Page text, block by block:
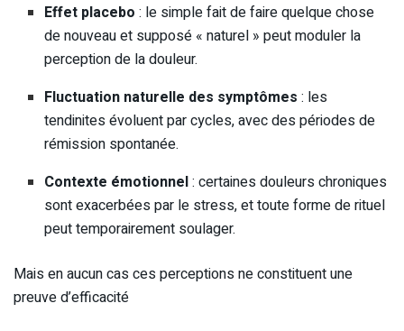
Effet placebo : le simple fait de faire quelque chose
de nouveau et supposé « naturel » peut moduler la
perception de la douleur.
Fluctuation naturelle des symptômes : les
tendinites évoluent par cycles, avec des périodes de
rémission spontanée.
Contexte émotionnel: certaines douleurs chroniques
sont exacerbées par le stress, et toute forme de rituel
peut temporairement soulager.
Mais en aucun cas ces perceptions ne constituent une
preuve d’efficacité